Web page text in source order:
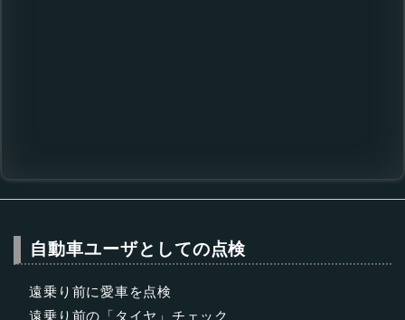
自動車ユーザとしての点検
遠乗り前に愛車を点検
遠乗り前の「タイヤ」チェック